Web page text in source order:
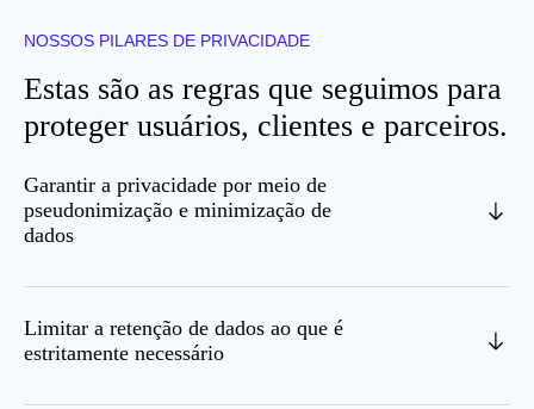
NOSSOS PILARES DE PRIVACIDADE
Estas são as regras que seguimos para
proteger usuários, clientes e parceiros.
Garantir a privacidade por meio de
pseudonimização e minimização de
dados
Limitar a retenção de dados ao que é
estritamente necessário